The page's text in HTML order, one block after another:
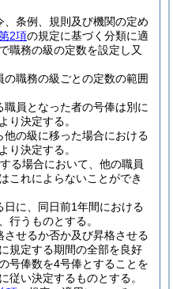
条例、規則及び機関の定め
2項の規定に基づく分類に適
職務の級の定数を設定し又
の職務の級ごとの定数の範囲
員となった者の号俸は別に
り決定する。
の級に移った場合における
り決定する。
る場合において、他の職員
これによらないことができ
に、同日前1年間における
行うものとする。
せるか否か及び昇格させる
に規定する期間の全部を良好
号俸数を4号俸とすることを
従い決定するものとする。